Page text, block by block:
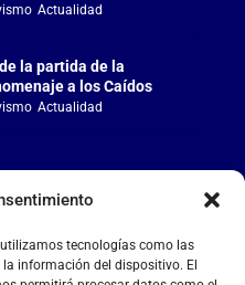
tecnologías como las
información del dispositivo. El
, Actualidad
la partida de la
a los Caídos
, Actualidad